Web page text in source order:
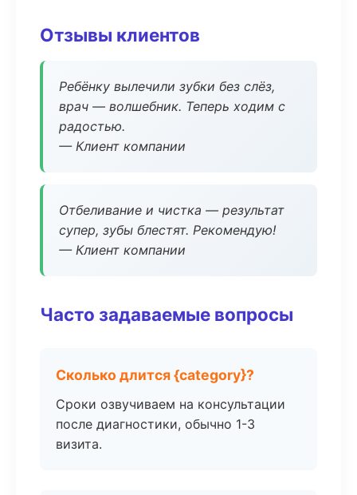
Отзывы клиентов
Ребёнку вылечили зубки без слёз,
врач — волшебник. Теперь ходим с
радостью.
— Клиент компании
Отбеливание и чистка — результат
супер, зубы блестят. Рекомендую!
— Клиент компании
Часто задаваемые вопросы
Сколько длится {category}?
Сроки озвучиваем на консультации
после диагностики, обычно 1-3
визита.